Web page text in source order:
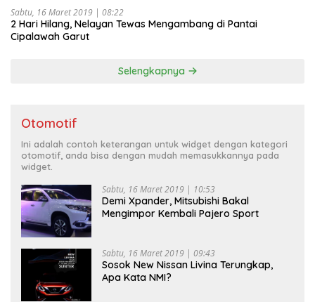
Sabtu, 16 Maret 2019 | 08:22
2 Hari Hilang, Nelayan Tewas Mengambang di Pantai
Cipalawah Garut
Selengkapnya
Otomotif
Ini adalah contoh keterangan untuk widget dengan kategori
otomotif, anda bisa dengan mudah memasukkannya pada
widget.
Sabtu, 16 Maret 2019 | 10:53
Demi Xpander, Mitsubishi Bakal
Mengimpor Kembali Pajero Sport
Sabtu, 16 Maret 2019 | 09:43
Sosok New Nissan Livina Terungkap,
Apa Kata NMI?